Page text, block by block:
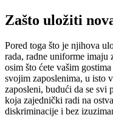
Zašto uložiti
Pored toga što je njihova
rada, radne uniforme imaju
osim što ćete vašim
svojim zaposlenima, u isto
zaposleni, budući da se svi
koja zajednički radi na
diskriminacije i bez